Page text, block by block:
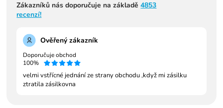
Zákazníků nás doporučuje na základě4853
recenzí!
Ověřený zákazník
Doporučuje obchod
100%
velmi vstřícné jednání ze strany obchodu ,když mi zásilku
ztratila zásilkovna